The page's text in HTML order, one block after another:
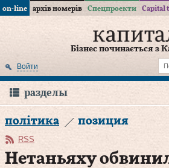
on-line архів номерів Спецпроекти Capital
Бізнес починається з
Войти
разделы
політика позиция
RSS
Нетаньяху